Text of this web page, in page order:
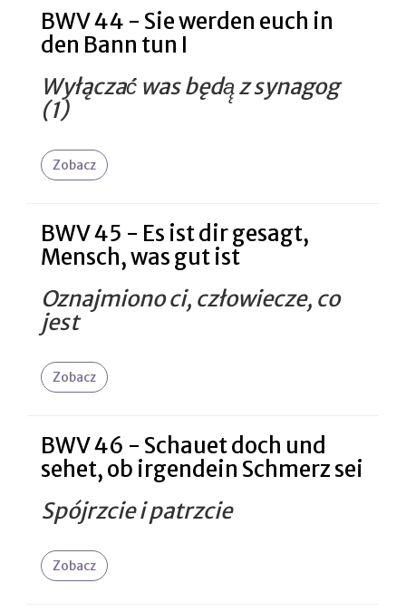
BWV 44 - Sie werden euch in
den Bann tun I
Wyłączać́ was będą̨ z synagog
(1)
Zobacz
BWV 45 - Es ist dir gesagt,
Mensch, was gut ist
Oznajmiono ci, człowiecze, co
jest
Zobacz
BWV 46 - Schauet doch und
sehet, ob irgendein Schmerz sei
Spójrzcie i patrzcie
Zobacz